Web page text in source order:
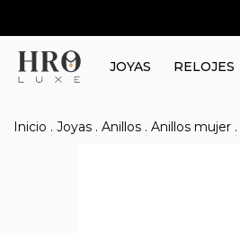
JOYAS RELOJES
Inicio . Joyas . Anillos . Anillos mujer .